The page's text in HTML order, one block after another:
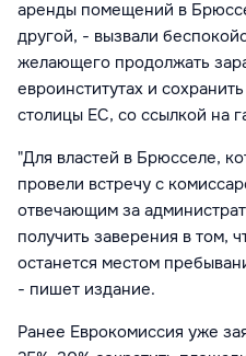
аренды помещений в
другой, - вызвали
желающего продолжать
евроинститутах и
столицы ЕС, со ссылкой на
"Для властей в Брюсселе,
провели встречу с
отвечающим за
получить заверения в том,
останется местом
- пишет издание.
Ранее Еврокомиссия уже